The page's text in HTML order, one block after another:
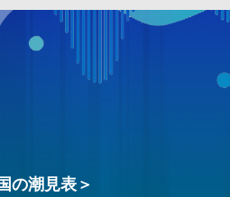
の潮見表＞